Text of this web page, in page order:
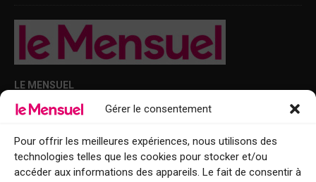
Gérer le consentement
Pour offrir les meilleures expériences, nous utilisons des
technologies telles que les cookies pour stocker et/ou
accéder aux informations des appareils. Le fait de consentir à
LE MENSUEL
Points de diffusion Var et Alpes-Maritimes : oû trouver Le Mensuel ?
Le Mensuel en PDF : consultez le magazine en ligne
Qui sommes-nous ?